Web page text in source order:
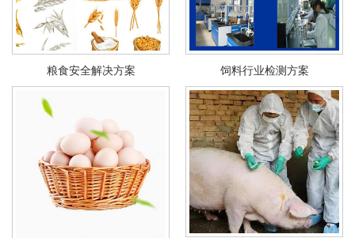
粮食安全解决方案 饲料行业检测方案